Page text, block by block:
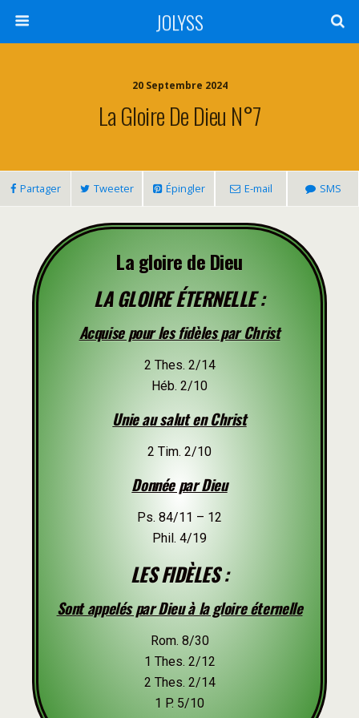
JOLYSS
20 Septembre 2024
La Gloire De Dieu N°7
Partager Tweeter Épingler E-mail SMS
La gloire de Dieu
LA GLOIRE ÉTERNELLE :
Acquise pour les fidèles par Christ
2 Thes. 2/14
Héb. 2/10
Unie au salut en Christ
2 Tim. 2/10
Donnée par Dieu
Ps. 84/11 – 12
Phil. 4/19
LES FIDÈLES :
Sont appelés par Dieu à la gloire éternelle
Rom. 8/30
1 Thes. 2/12
2 Thes. 2/14
1 P. 5/10